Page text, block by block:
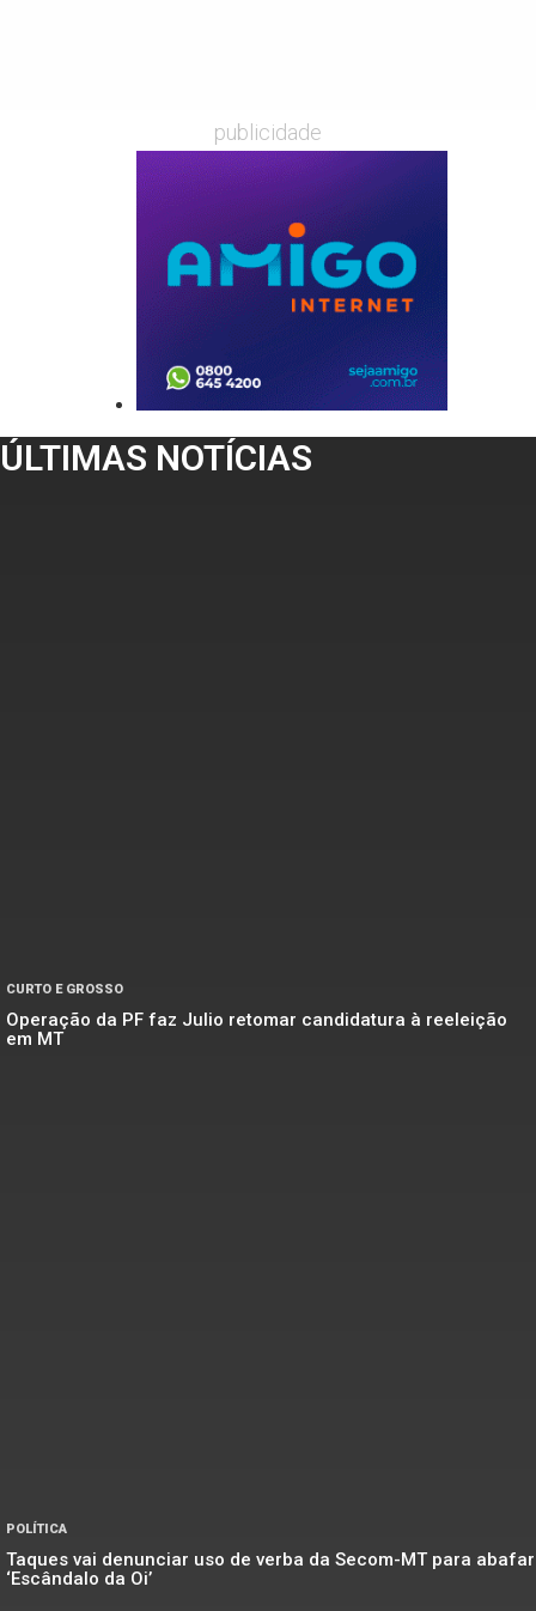
publicidade
ÚLTIMAS NOTÍCIAS
CURTO E GROSSO
Operação da PF faz Julio retomar candidatura à reeleição
em MT
POLÍTICA
Taques vai denunciar uso de verba da Secom-MT para abafar
‘Escândalo da Oi’